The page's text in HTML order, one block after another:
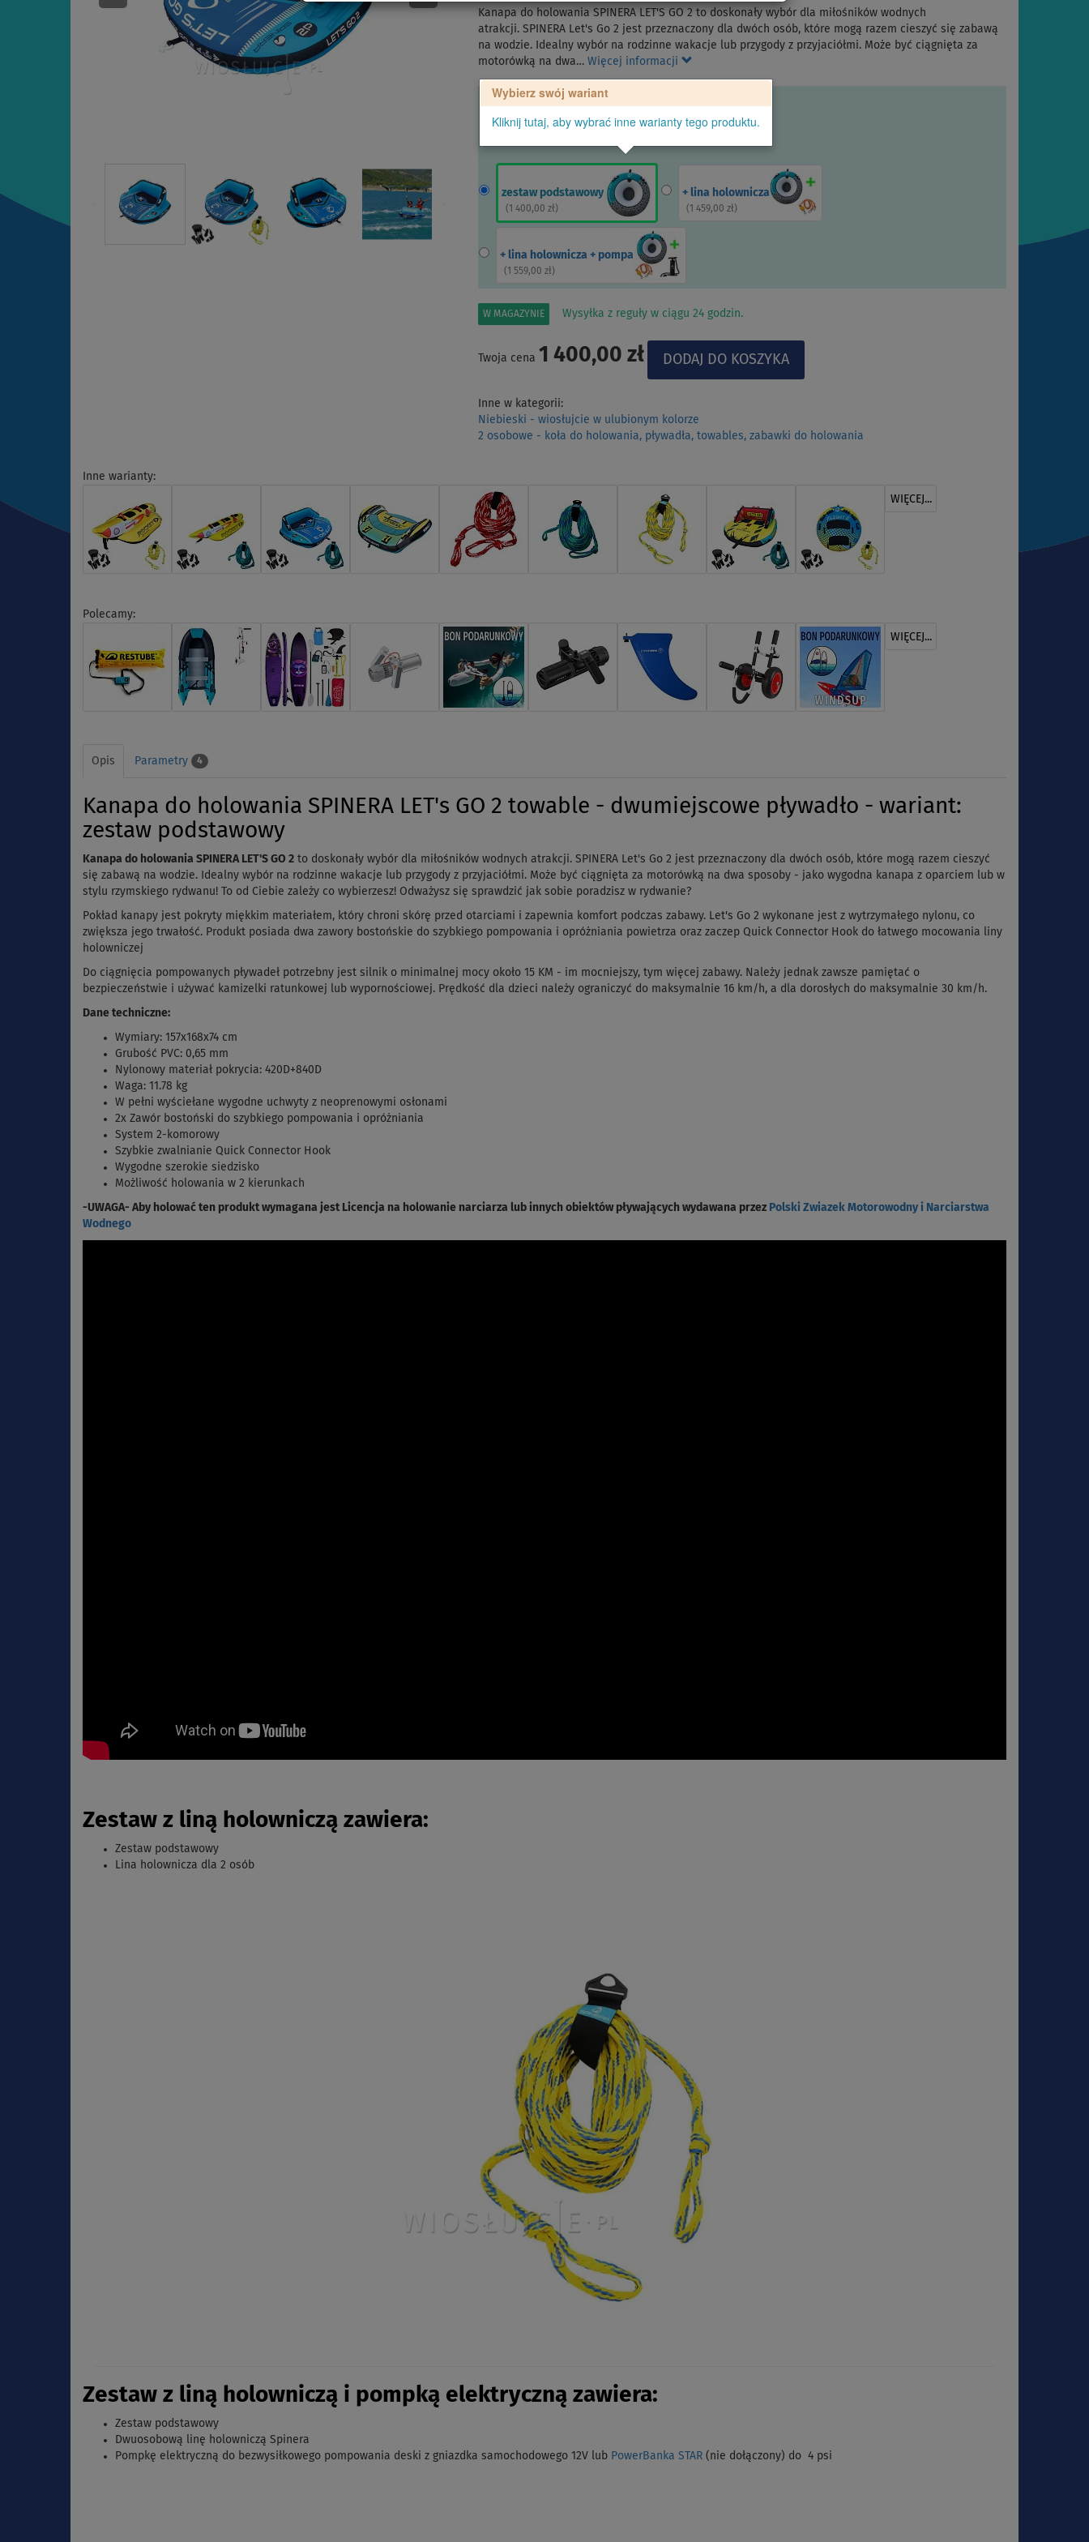
Kanapa do holowania SPINERA LET'S GO 2 to doskonały wybór dla miłośników wodnych
atrakcji. SPINERA Let's Go 2 jest przeznaczony dla dwóch osób, które mogą razem cieszyć się zabawą
na wodzie. Idealny wybór na rodzinne wakacje lub przygody z przyjaciółmi. Może być ciągnięta za
motorówką na dwa… Więcej informacji
Wybierz swój wariant
Kliknij tutaj, aby wybrać inne warianty tego produktu.
zestaw podstawowy
( 1 400,00 zł)
+ lina holownicza
( 1 459,00 zł)
+ lina holownicza + pompa
( 1 559,00 zł)
W MAGAZYNIE Wysyłka z reguły w ciągu 24 godzin.
Twoja cena 1 400,00 zł
Inne w kategorii:
Niebieski - wiosłujcie w ulubionym kolorze
2 osobowe - koła do holowania, pływadła, towables, zabawki do holowania
Inne warianty:
WIĘCEJ...
Polecamy:
WIĘCEJ...
Opis Parametry 4
Kanapa do holowania SPINERA LET's GO 2 towable - dwumiejscowe pływadło - wariant:
zestaw podstawowy
Kanapa do holowania SPINERA LET'S GO 2 to doskonały wybór dla miłośników wodnych atrakcji. SPINERA Let's Go 2 jest przeznaczony dla dwóch osób, które mogą razem cieszyć
się zabawą na wodzie. Idealny wybór na rodzinne wakacje lub przygody z przyjaciółmi. Może być ciągnięta za motorówką na dwa sposoby - jako wygodna kanapa z oparciem lub w
stylu rzymskiego rydwanu! To od Ciebie zależy co wybierzesz! Odważysz się sprawdzić jak sobie poradzisz w rydwanie?
Pokład kanapy jest pokryty miękkim materiałem, który chroni skórę przed otarciami i zapewnia komfort podczas zabawy. Let's Go 2 wykonane jest z wytrzymałego nylonu, co
zwiększa jego trwałość. Produkt posiada dwa zawory bostońskie do szybkiego pompowania i opróżniania powietrza oraz zaczep Quick Connector Hook do łatwego mocowania liny
holowniczej
Do ciągnięcia pompowanych pływadeł potrzebny jest silnik o minimalnej mocy około 15 KM - im mocniejszy, tym więcej zabawy. Należy jednak zawsze pamiętać o
bezpieczeństwie i używać kamizelki ratunkowej lub wypornościowej. Prędkość dla dzieci należy ograniczyć do maksymalnie 16 km/h, a dla dorosłych do maksymalnie 30 km/h.
Dane techniczne:
Wymiary: 157x168x74 cm
Grubość PVC: 0,65 mm
Nylonowy materiał pokrycia: 420D+840D
Waga: 11.78 kg
W pełni wyściełane wygodne uchwyty z neoprenowymi osłonami
2x Zawór bostoński do szybkiego pompowania i opróżniania
System 2-komorowy
Szybkie zwalnianie Quick Connector Hook
Wygodne szerokie siedzisko
Możliwość holowania w 2 kierunkach
-UWAGA- Aby holować ten produkt wymagana jest Licencja na holowanie narciarza lub innych obiektów pływających wydawana przez Polski Zwiazek Motorowodny i Narciarstwa
Wodnego
Zestaw z liną holowniczą zawiera:
Zestaw podstawowy
Lina holownicza dla 2 osób
Zestaw z liną holowniczą i pompką elektryczną zawiera:
Zestaw podstawowy
Dwuosobową linę holowniczą Spinera
Pompkę elektryczną do bezwysiłkowego pompowania deski z gniazdka samochodowego 12V lub PowerBanka STAR (nie dołączony) do 4 psi